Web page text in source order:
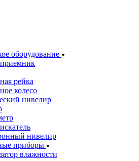
оборудование
рейка
колесо
нивелир
нивелир
приборы
влажности